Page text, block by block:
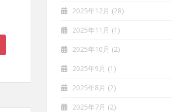
2025年12月 (28)
2025年11月 (1)
2025年10月 (2)
2025年9月 (1)
2025年8月 (2)
2025年7月 (2)